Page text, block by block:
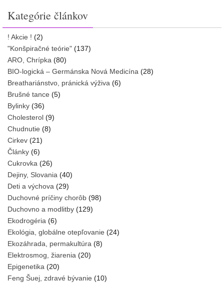
Kategórie článkov
! Akcie ! (2)
"Konšpiračné teórie" (137)
ARO, Chrípka (80)
BIO-logická – Germánska Nová Medicína (28)
Breathariánstvo, pránická výživa (6)
Brušné tance (5)
Bylinky (36)
Cholesterol (9)
Chudnutie (8)
Cirkev (21)
Články (6)
Cukrovka (26)
Dejiny, Slovania (40)
Deti a výchova (29)
Duchovné príčiny chorôb (98)
Duchovno a modlitby (129)
Ekodrogéria (6)
Ekológia, globálne otepľovanie (24)
Ekozáhrada, permakultúra (8)
Elektrosmog, žiarenia (20)
Epigenetika (20)
Feng Šuej, zdravé bývanie (10)